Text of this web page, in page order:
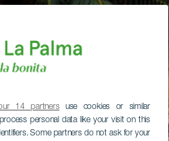
14 partnersuse cookies or similar
personal data like your visit on this
Some partners do not ask for your